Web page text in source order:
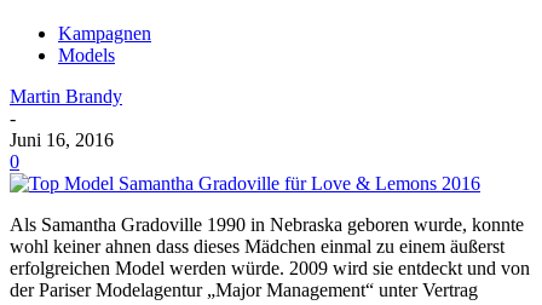
Kampagnen
Models
Martin Brandy
-
Juni 16, 2016
0
Als Samantha Gradoville 1990 in Nebraska geboren wurde, konnte
wohl keiner ahnen dass dieses Mädchen einmal zu einem äußerst
erfolgreichen Model werden würde. 2009 wird sie entdeckt und von
der Pariser Modelagentur „Major Management“ unter Vertrag